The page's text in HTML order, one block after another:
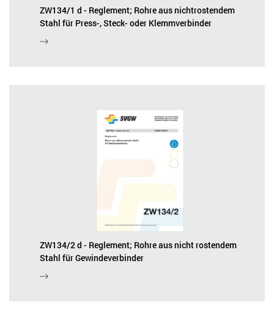
ZW134/1 d - Reglement; Rohre aus nichtrostendem
Stahl für Press-, Steck- oder Klemmverbinder
ZW134/2 d - Reglement; Rohre aus nicht rostendem
Stahl für Gewindeverbinder